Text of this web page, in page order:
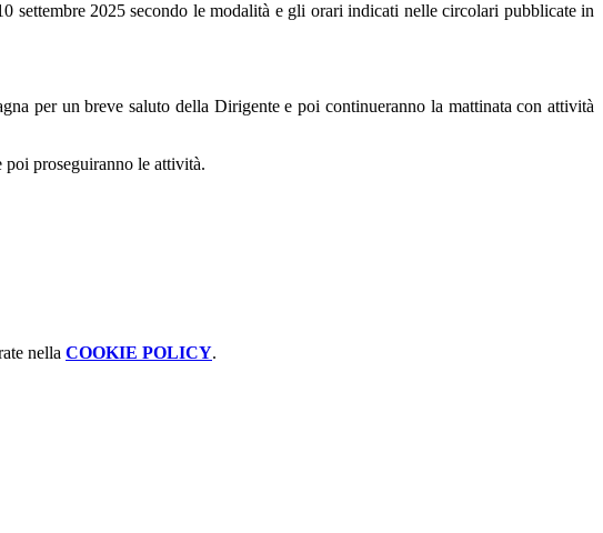
2025 secondo le modalità e gli orari indicati nelle circolari pubblicate in
per un breve saluto della Dirigente e poi continueranno la mattinata con attività
proseguiranno le attività.
nella COOKIE POLICY.